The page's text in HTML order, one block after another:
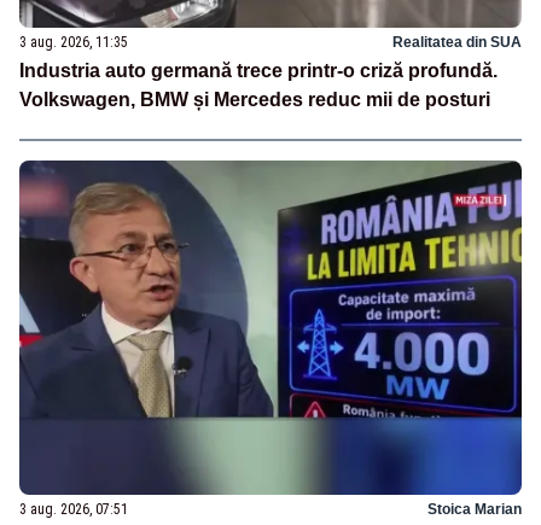
3 aug. 2026, 11:35 Realitatea din SUA
Industria auto germană trece printr-o criză profundă.
Volkswagen, BMW și Mercedes reduc mii de posturi
3 aug. 2026, 07:51 Stoica Marian